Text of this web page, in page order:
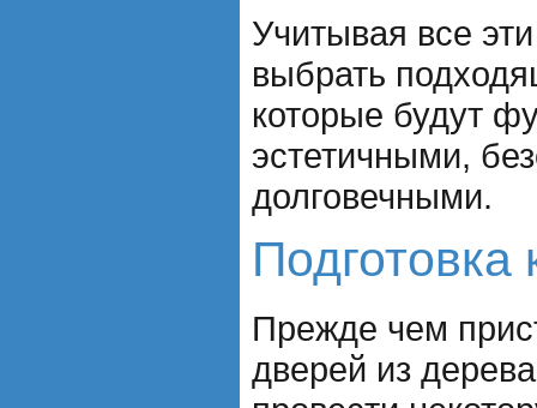
Учитывая все
выбрать
которые будут
эстетичными,
долговечными.
Подготовка
Прежде чем
дверей из